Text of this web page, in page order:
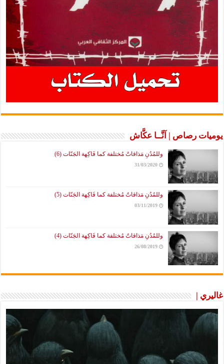
يوميات رصاص | آنَّــا عكَّاش
وللمُدُنِ مَذاقاتٌ مُختلفة كما فَاكِهة الجَنّات (6)
31/03/2020
وللمُدُنِ مَذاقاتٌ مُختلفة كما فَاكِهة الجَنّات (5)
03/11/2019
وللمُدُنِ مَذاقاتٌ مُختلفة كما فَاكِهة الجَنّات (4)
26/08/2019
غاليري |